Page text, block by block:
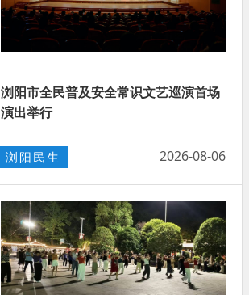
浏阳市全民普及安全常识文艺巡演首场
演出举行
浏阳民生 2026-08-06